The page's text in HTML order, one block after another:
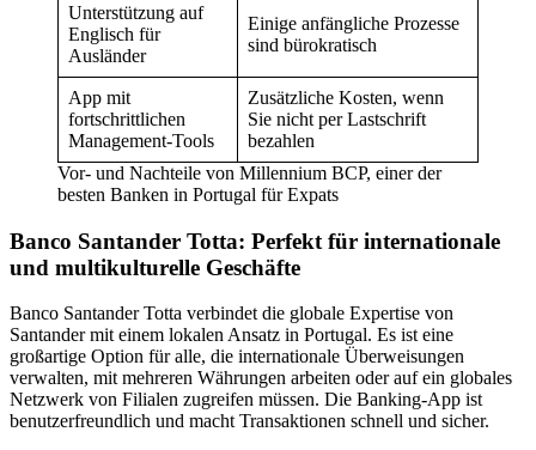
Unterstützung auf
Englisch für
Ausländer
Einige anfängliche Prozesse
sind bürokratisch
App mit
fortschrittlichen
Management-Tools
Zusätzliche Kosten, wenn
Sie nicht per Lastschrift
bezahlen
Vor- und Nachteile von Millennium BCP, einer der
besten Banken in Portugal für Expats
Banco Santander Totta: Perfekt für internationale
und multikulturelle Geschäfte
Banco Santander Totta verbindet die globale Expertise von
Santander mit einem lokalen Ansatz in Portugal. Es ist eine
großartige Option für alle, die internationale Überweisungen
verwalten, mit mehreren Währungen arbeiten oder auf ein globales
Netzwerk von Filialen zugreifen müssen. Die Banking-App ist
benutzerfreundlich und macht Transaktionen schnell und sicher.